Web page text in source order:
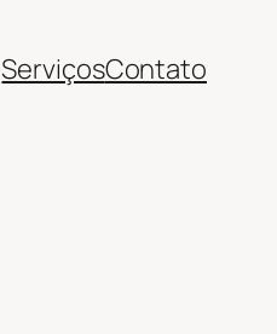
ServiçosContato